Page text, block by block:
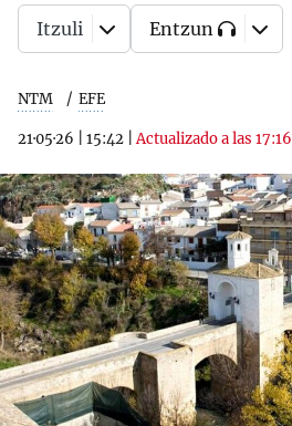
NTM EFE
21·05·26 15:42 |Actualizado a las 17:16
Itzuli Entzun